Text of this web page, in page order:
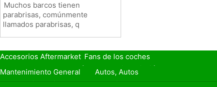
Muchos barcos tienen
parabrisas, comúnmente
llamados parabrisas, q
Accesorios Aftermarket Fans de los coches
Seguro de Coche
Préstamos y Financiación
Mantenimiento General
Autos, Autos
Seguridad Vial
Combustibles